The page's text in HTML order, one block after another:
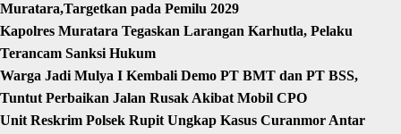
Muratara,Targetkan pada Pemilu 2029
Kapolres Muratara Tegaskan Larangan Karhutla, Pelaku
Terancam Sanksi Hukum
Warga Jadi Mulya I Kembali Demo PT BMT dan PT BSS,
Tuntut Perbaikan Jalan Rusak Akibat Mobil CPO
Unit Reskrim Polsek Rupit Ungkap Kasus Curanmor Antar